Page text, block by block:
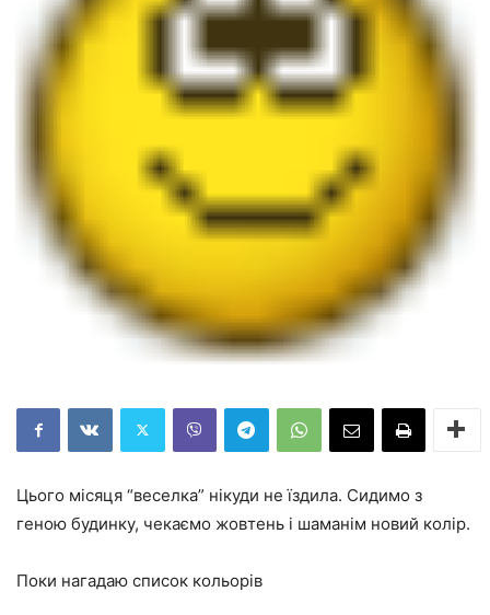
Цього місяця “веселка” нікуди не їздила. Сидимо з
геною будинку, чекаємо жовтень і шаманім новий колір.
Поки нагадаю список кольорів